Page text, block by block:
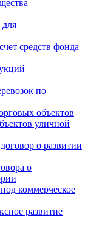
средств фонда
по
объектов
уличной
о развитии
о
коммерческое
развитие